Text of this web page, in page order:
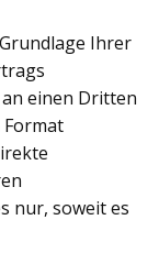
Ihrer
einen Dritten
nur, soweit es